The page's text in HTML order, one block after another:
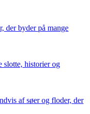
der byder på mange
slotte, historier og
af søer og floder, der